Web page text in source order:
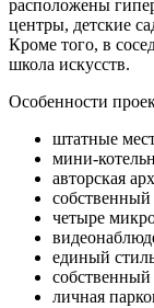
расположены
центры, детские
Кроме того, в
школа искусств.
Особенности
штатные
мини-
авторская
собственный
четыре
единый
личная